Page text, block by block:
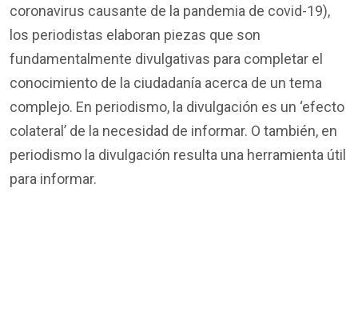
coronavirus causante de la pandemia de covid-19),
los periodistas elaboran piezas que son
fundamentalmente divulgativas para completar el
conocimiento de la ciudadanía acerca de un tema
complejo. En periodismo, la divulgación es un ‘efecto
colateral’ de la necesidad de informar. O también, en
periodismo la divulgación resulta una herramienta útil
para informar.